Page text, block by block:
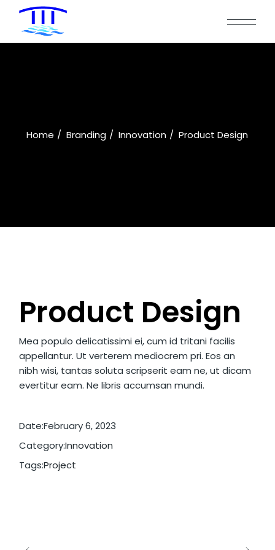
Home Branding Innovation Product Design
Product Design
Mea populo delicatissimi ei, cum id tritani facilis
appellantur. Ut verterem mediocrem pri. Eos an
nibh wisi, tantas soluta scripserit eam ne, ut dicam
evertitur eam. Ne libris accumsan mundi.
Date:February 6, 2023
Category:Innovation
Tags:Project